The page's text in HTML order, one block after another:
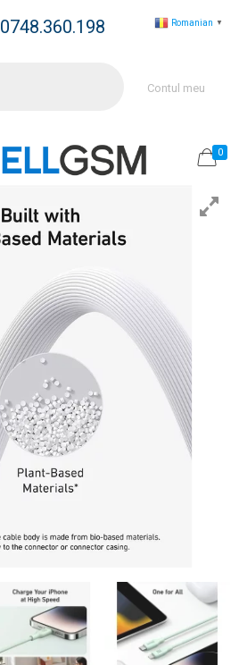
0748.360.198
Contul meu
0
Romanian ▼